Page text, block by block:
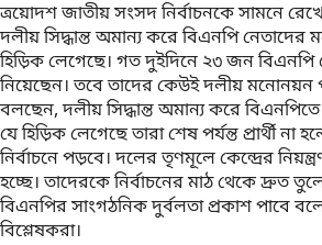
ত্রয়োদশ জাতীয় সংসদ নির্বাচনকে সামনে
দলীয় সিদ্ধান্ত অমান্য করে বিএনপি
হিড়িক লেগেছে। গত দুইদিনে ২৩ জন বিএনপি
নিয়েছেন। তবে তাদের কেউই দলীয় মনোনয়ন
বলছেন, দলীয় সিদ্ধান্ত অমান্য করে
যে হিড়িক লেগেছে তারা শেষ পর্যন্ত প্রার্থী না
নির্বাচনে পড়বে। দলের তৃণমূলে কেন্দ্রের
হচ্ছে। তাদেরকে নির্বাচনের মাঠ থেকে দ্রুত
বিএনপির সাংগঠনিক দুর্বলতা প্রকাশ পাবে
বিশ্লেষকরা।